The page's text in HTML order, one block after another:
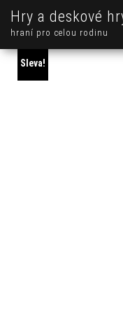
Hry a deskové
hraní pro celou rodinu
Sleva!